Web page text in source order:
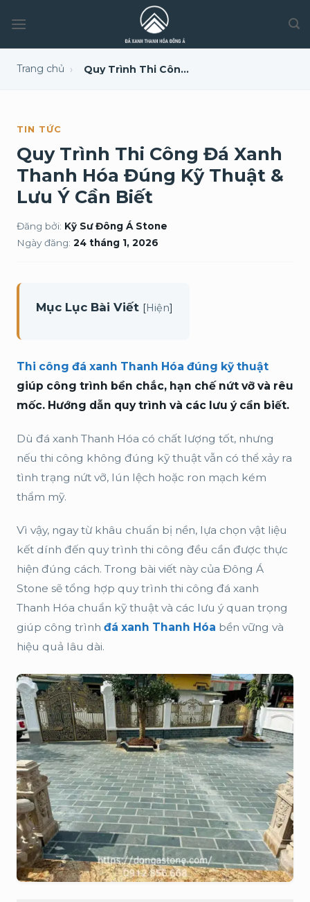
Trang chủ › Quy Trình Thi Công Đá Xanh Thanh Hóa Đúng Kỹ Thuật & Lưu Ý Cần Biết
TIN TỨC
Quy Trình Thi Công Đá Xanh
Thanh Hóa Đúng Kỹ Thuật &
Lưu Ý Cần Biết
Đăng bởi: Kỹ Sư Đông Á Stone
Ngày đăng: 24 tháng 1, 2026
Mục Lục Bài Viết [Hiện]
Thi công đá xanh Thanh Hóa đúng kỹ thuật
giúp công trình bền chắc, hạn chế nứt vỡ và rêu
mốc. Hướng dẫn quy trình và các lưu ý cần biết.
Dù đá xanh Thanh Hóa có chất lượng tốt, nhưng
nếu thi công không đúng kỹ thuật vẫn có thể xảy ra
tình trạng nứt vỡ, lún lệch hoặc ron mạch kém
thẩm mỹ.
Vì vậy, ngay từ khâu chuẩn bị nền, lựa chọn vật liệu
kết dính đến quy trình thi công đều cần được thực
hiện đúng cách. Trong bài viết này của Đông Á
Stone sẽ tổng hợp quy trình thi công đá xanh
Thanh Hóa chuẩn kỹ thuật và các lưu ý quan trọng
giúp công trình đá xanh Thanh Hóa bền vững và
hiệu quả lâu dài.